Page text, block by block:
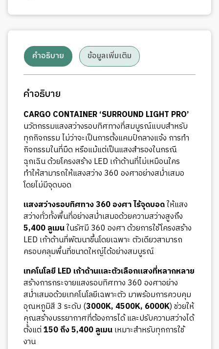
คำอธิบาย ข้อมูลเพิ่มเติม
คำอธิบาย
CARGO CONTAINER ‘SURROUND LIGHT PRO’
นวัตกรรมแสงสว่างรอบทิศทางที่สมบูรณ์แบบสำหรับ
ทุกกิจกรรม ไม่ว่าจะเป็นการตั้งแคมป์กลางแจ้ง การทำ
กิจกรรมในที่มืด หรือแม้แต่เป็นแสงสำรองในกรณี
ฉุกเฉิน ด้วยโครงสร้าง LED เก้าด้านที่ไม่เหมือนใคร
ทำให้สามารถให้แสงสว่าง 360 องศาอย่างสม่ำเสมอ
โดยไม่มีจุดบอด
แสงสว่างรอบทิศทาง 360 องศา ไร้จุดบอดให้แสง
สว่างทั่วทั้งพื้นที่อย่างสม่ำเสมอด้วยความสว่างสูงถึง
5,400 ลูเมนในรัศมี 360 องศา ด้วยการใช้โครงสร้าง
LED เก้าด้านที่พัฒนาขึ้นโดยเฉพาะ ตัวเดียวสามารถ
ครอบคลุมพื้นที่ขนาดใหญ่ได้อย่างสมบูรณ์
เทคโนโลยี LED เก้าด้านและตัวเลือกแสงที่หลากหลาย
สร้างการกระจายแสงรอบทิศทาง 360 องศาอย่าง
สม่ำเสมอด้วยเทคโนโลยีเฉพาะตัว มาพร้อมการควบคุม
อุณหภูมิสี 3 ระดับ (3000K, 4500K, 6000K) ช่วยให้
คุณสร้างบรรยากาศที่ต้องการได้ และปรับความสว่างได้
ตั้งแต่150 ถึง 5,400 ลูเมนเหมาะสำหรับทุกการใช้
งาน